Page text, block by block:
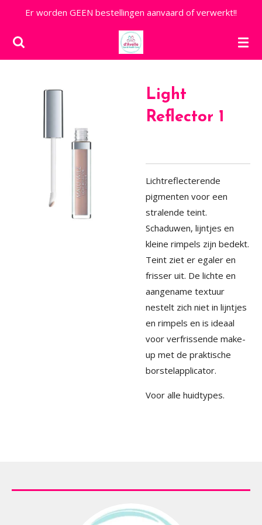
naar
de
Er worden GEEN bestellingen aanvaard of verwerkt!!
Light
Reflector 1
Lichtreflecterende
pigmenten voor een
stralende teint.
Schaduwen, lijntjes en
kleine rimpels zijn bedekt.
Teint ziet er egaler en
frisser uit. De lichte en
aangename textuur
nestelt zich niet in lijntjes
en rimpels en is ideaal
voor verfrissende make-
up met de praktische
borstelapplicator.
Voor alle huidtypes.